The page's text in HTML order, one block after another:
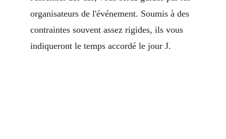
organisateurs de l'événement. Soumis à des
contraintes souvent assez rigides, ils vous
indiqueront le temps accordé le jour J.